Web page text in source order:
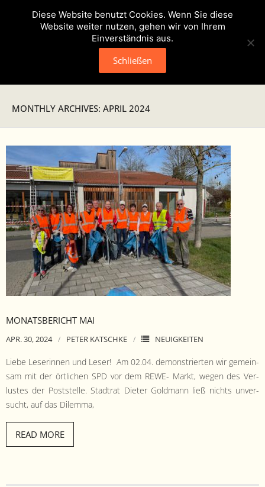
Verein
- Geschichte
- Unser Team
- Satzung
- Mitglied werden
- Flyer
MONTHLY ARCHIVES: APRIL 2024
MONATSBERICHT MAI
APR. 30, 2024 PETER KATSCHKE NEUIGKEITEN
Liebe Leserin­nen und Leser! Am 02.04. demon­stri­erten wir gemein­
sam mit der örtlichen SPD vor dem REWE- Markt, wegen des Ver­
lustes der Post­stelle. Stad­trat Dieter Gold­mann ließ nichts unver­
sucht, auf das Dilemma,
READ MORE
Diese Website benutzt Cookies. Wenn Sie diese
Website weiter nutzen, gehen wir von Ihrem
Einverständnis aus.
Schließen